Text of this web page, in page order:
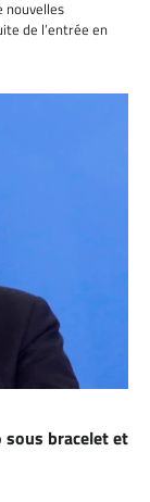
nouvelles
de l’entrée en
sous bracelet et